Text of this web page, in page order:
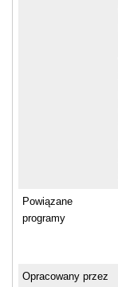
Powiązane
programy
Opracowany przez